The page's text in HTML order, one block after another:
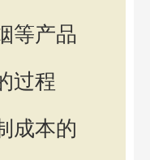
等产品
过程
成本的